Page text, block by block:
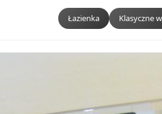
Łazienka Klasyczne